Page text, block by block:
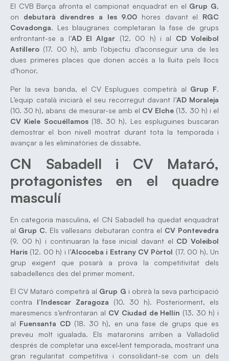
El CVB Barça afronta el campionat enquadrat en el Grup G,
on debutarà divendres a les 9.00 hores davant el RGC
Covadonga. Les blaugranes completaran la fase de grups
enfrontant-se a l’AD El Algar (12. 00 h) i al CD Voleibol
Astillero (17. 00 h), amb l’objectiu d’aconseguir una de les
dues primeres places que donen accés a la lluita pels llocs
d’honor.
Per la seva banda, el CV Esplugues competirà al Grup F.
L’equip català iniciarà el seu recorregut davant l’AD Moraleja
(10. 30 h), abans de mesurar-se amb el CV Elche (13. 30 h) i el
CV Kiele Socuéllamos(18. 30 h). Les espluguines buscaran
demostrar el bon nivell mostrat durant tota la temporada i
avançar a les eliminatòries de dissabte.
CN Sabadell i CV Mataró,
protagonistes en el quadre
masculí
En categoria masculina, el CN Sabadell ha quedat enquadrat
al Grup C. Els vallesans debutaran contra el CV Pontevedra
(9. 00 h) i continuaran la fase inicial davant el CD Voleibol
Haris (12. 00 h) i l’Alcoceba i Estrany CV Pòrtol (17. 00 h). Un
grup exigent que posarà a prova la competitivitat dels
sabadellencs des del primer moment.
El CV Mataró competirà al Grup G i obrirà la seva participació
contra l’Indescar Zaragoza (10. 30 h). Posteriorment, els
maresmencs s’enfrontaran al CV Ciudad de Hellín (13. 30 h) i
al Fuensanta CD (18. 30 h), en una fase de grups que es
preveu molt igualada. Els mataronins arriben a Valladolid
després de completar una excel·lent temporada, mostrant una
gran regularitat competitiva i consolidant-se com un dels